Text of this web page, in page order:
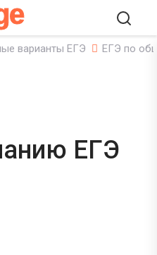
варианты ЕГЭ ЕГЭ по
ЕГЭ